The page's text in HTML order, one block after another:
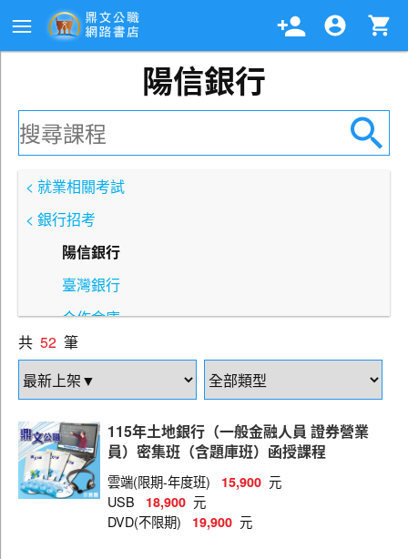
陽信銀行
< 就業相關考試
< 銀行招考
陽信銀行
臺灣銀行
合作金庫
土地銀行
第一銀行
兆豐國際商銀
臺灣企銀
彰化銀行
共 52 筆
115年土地銀行（一般金融人員 證券營業
員）密集班（含題庫班）函授課程
雲端(限期-年度班) 15,900 元
USB
18,900 元
DVD(不限期)
19,900 元